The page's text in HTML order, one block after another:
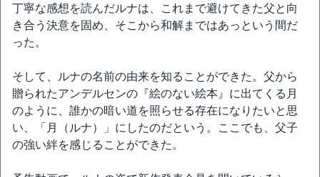
丁寧な感想を読んだルナは、これまで避けてきた父と向
き合う決意を固め、そこから和解まではあっという間だ
った。
そして、ルナの名前の由来を知ることができた。父から
贈られたアンデルセンの『絵のない絵本』に出てくる月
のように、誰かの暗い道を照らせる存在になりたいと思
い、「月（ルナ）」にしたのだという。ここでも、父子
の強い絆を感じることができた。